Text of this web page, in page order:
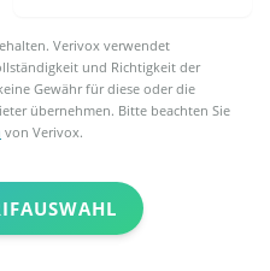
Verivox verwendet
und Richtigkeit der
Gewähr für diese oder die
übernehmen. Bitte beachten Sie
von Verivox.